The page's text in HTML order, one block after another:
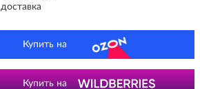
доставка
Купить на
Купить на